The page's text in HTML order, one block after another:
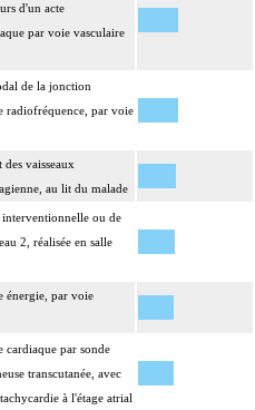
d'un acte
par voie vasculaire
de la jonction
radiofréquence, par voie
vaisseaux
au lit du malade
ou de
2, réalisée en salle
énergie, par voie
par sonde
transcutanée, avec
à l'étage atrial